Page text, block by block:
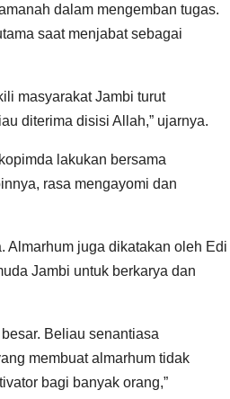
dalam mengemban tugas.
saat menjabat sebagai
masyarakat Jambi turut
diterima disisi Allah,” ujarnya.
lakukan bersama
rasa mengayomi dan
Almarhum juga dikatakan oleh Edi
Jambi untuk berkarya dan
Beliau senantiasa
membuat almarhum tidak
bagi banyak orang,”